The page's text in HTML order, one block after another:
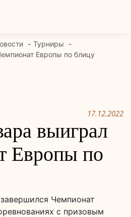
Турниры
Европы по блицу
17.12.2022
выиграл
Европы по
Чемпионат
с призовым